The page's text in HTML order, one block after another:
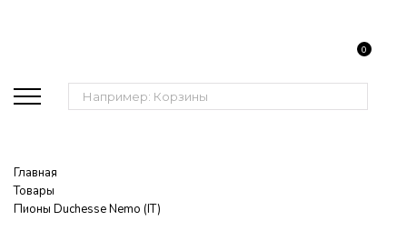
Поиск:
0
Главная
Товары
Пионы Duchesse Nemo (IT)